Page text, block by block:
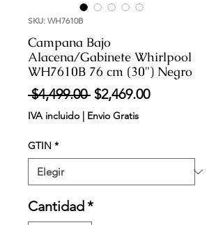
SKU: WH7610B
Campana Bajo
Alacena/Gabinete Whirlpool
WH7610B 76 cm (30") Negro
$4,499.00 Precio
$2,469.00Precio
IVA incluido Envio Gratis
GTIN *
Cantidad*